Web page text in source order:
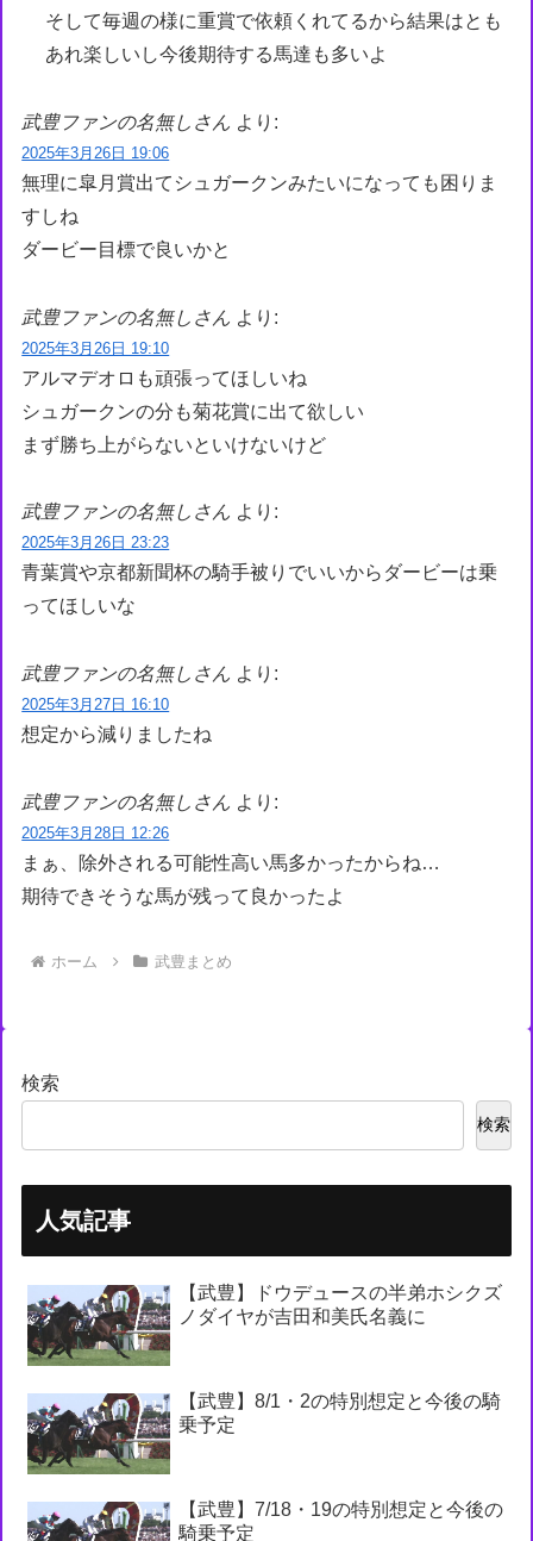
そして毎週の様に重賞で依頼くれてるから結果はとも
あれ楽しいし今後期待する馬達も多いよ
武豊ファンの名無しさん より:
2025年3月26日 19:06
無理に皐月賞出てシュガークンみたいになっても困りま
すしね
ダービー目標で良いかと
武豊ファンの名無しさん より:
2025年3月26日 19:10
アルマデオロも頑張ってほしいね
シュガークンの分も菊花賞に出て欲しい
まず勝ち上がらないといけないけど
武豊ファンの名無しさん より:
2025年3月26日 23:23
青葉賞や京都新聞杯の騎手被りでいいからダービーは乗
ってほしいな
武豊ファンの名無しさん より:
2025年3月27日 16:10
想定から減りましたね
武豊ファンの名無しさん より:
2025年3月28日 12:26
まぁ、除外される可能性高い馬多かったからね…
期待できそうな馬が残って良かったよ
ホーム 武豊まとめ
検索
検索
人気記事
【武豊】ドウデュースの半弟ホシクズ
ノダイヤが吉田和美氏名義に
【武豊】8/1・2の特別想定と今後の騎
乗予定
【武豊】7/18・19の特別想定と今後の
騎乗予定